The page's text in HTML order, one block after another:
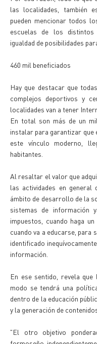
las localidades, también
pueden mencionar todos
escuelas de los distintos
igualdad de posibilidades
460 mil beneficiados
Hay que destacar que
complejos deportivos y
localidades van a tener
En total son más de un
instalar para garantizar que
este vínculo moderno,
habitantes.
Al resaltar el valor que
las actividades en
ámbito de desarrollo de la
sistemas de información
impuestos, cuando haga
cuando va a educarse, para
identificado
información.
En ese sentido, revela
modo se tendrá una
dentro de la educación
y la generación de
"El otro objetivo